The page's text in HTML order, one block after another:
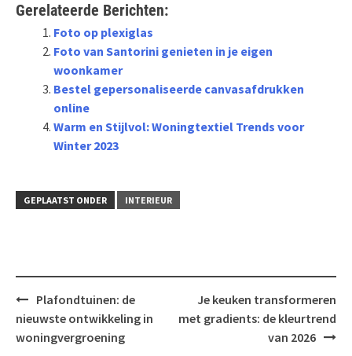
Gerelateerde Berichten:
Foto op plexiglas
Foto van Santorini genieten in je eigen
woonkamer
Bestel gepersonaliseerde canvasafdrukken
online
Warm en Stijlvol: Woningtextiel Trends voor
Winter 2023
GEPLAATST ONDER INTERIEUR
Bericht
navigatie
Plafondtuinen: de
nieuwste ontwikkeling in
woningvergroening
Je keuken transformeren
met gradients: de kleurtrend
van 2026